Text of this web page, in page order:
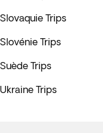
Slovaquie Trips
Slovénie Trips
Suède Trips
Ukraine Trips